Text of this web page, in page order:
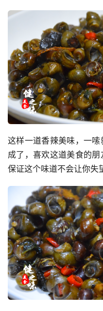
这样一道香辣美味，一
成了，喜欢这道美食的朋
保证这个味道不会让你失